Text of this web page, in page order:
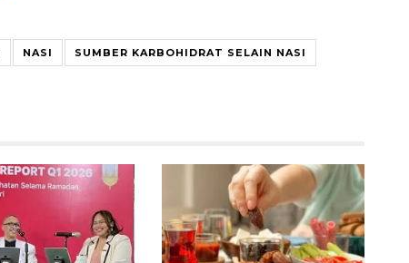
NASI SUMBER KARBOHIDRAT SELAIN NASI
jalanan Jakarta